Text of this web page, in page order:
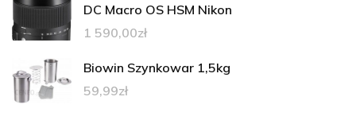
DC Macro OS HSM Nikon
1 590,00zł
Biowin Szynkowar 1,5kg
59,99zł